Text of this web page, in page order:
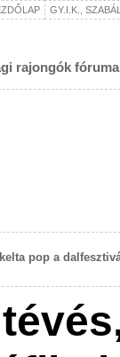
GY.I.K.,
rajongók fóruma
pop a